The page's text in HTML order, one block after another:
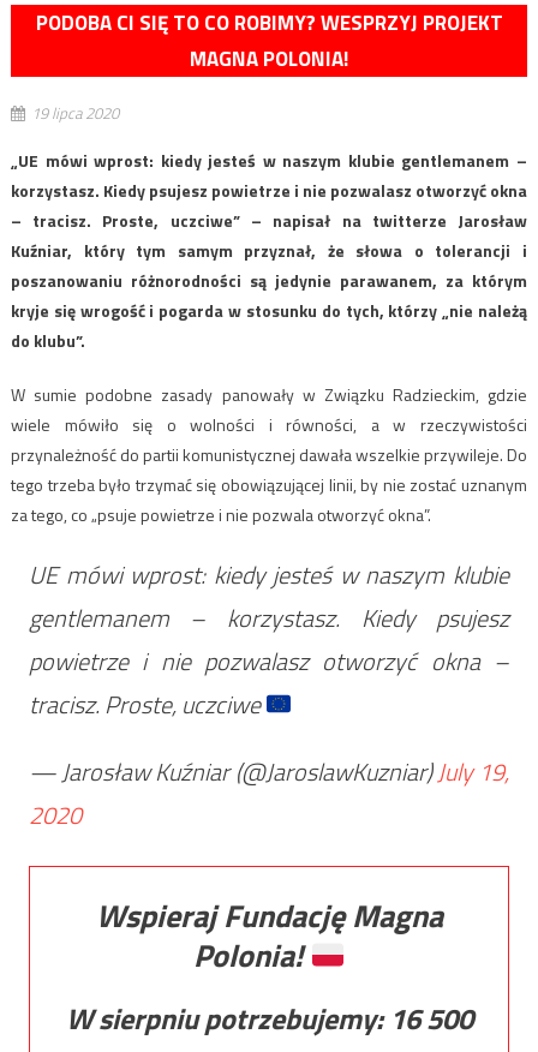
PODOBA CI SIĘ TO CO ROBIMY? WESPRZYJ PROJEKT
MAGNA POLONIA!
19 lipca 2020
„UE mówi wprost: kiedy jesteś w naszym klubie gentlemanem –
korzystasz. Kiedy psujesz powietrze i nie pozwalasz otworzyć okna
– tracisz. Proste, uczciwe” – napisał na twitterze Jarosław
Kuźniar, który tym samym przyznał, że słowa o tolerancji i
poszanowaniu różnorodności są jedynie parawanem, za którym
kryje się wrogość i pogarda w stosunku do tych, którzy „nie należą
do klubu”.
W sumie podobne zasady panowały w Związku Radzieckim, gdzie
wiele mówiło się o wolności i równości, a w rzeczywistości
przynależność do partii komunistycznej dawała wszelkie przywileje. Do
tego trzeba było trzymać się obowiązującej linii, by nie zostać uznanym
za tego, co „psuje powietrze i nie pozwala otworzyć okna”.
UE mówi wprost: kiedy jesteś w naszym klubie
gentlemanem – korzystasz. Kiedy psujesz
powietrze i nie pozwalasz otworzyć okna –
tracisz. Proste, uczciwe
— Jarosław Kuźniar (@JaroslawKuzniar)July 19,
2020
Wspieraj Fundację Magna
Polonia!
W sierpniu potrzebujemy: 16 500